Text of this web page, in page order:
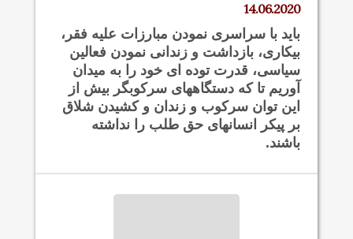
14.06.2020
باید با سراسری نمودن مبارزات علیه فقر،
بیکاری، بازداشت و زندانی نمودن فعالین
سیاسی، قدرت توده ای خود را به میدان
آوریم تا که دستگاههای سرکوبگر بیش از
این توان سرکوب و زندان و کشیدن شلاق
بر پیکر انسانهای حق طلب را نداشته
باشند.